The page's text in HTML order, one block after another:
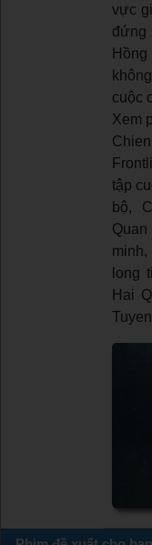
vực
cuộc
Xem
tập
bộ,
long
Hai